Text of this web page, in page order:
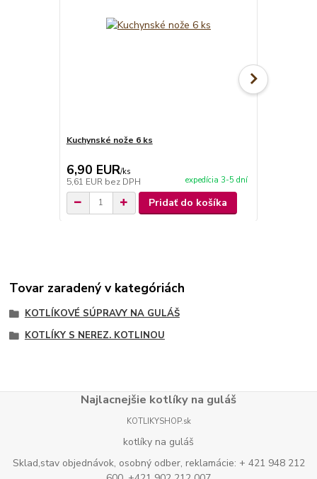
Kuchynské nože 6 ks
6,90 EUR/ks
5,61 EUR bez DPH expedícia 3-5 dní
Pridať do košíka
Tovar zaradený v kategóriách
KOTLÍKOVÉ SÚPRAVY NA GULÁŠ
KOTLÍKY S NEREZ. KOTLINOU
Najlacnejšie kotlíky na guláš
KOTLIKYSHOP.sk
kotlíky na guláš
Sklad,stav objednávok, osobný odber, reklamácie: + 421 948 212